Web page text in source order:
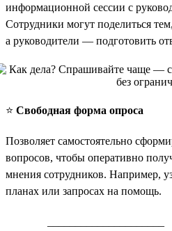
информационной сессии с
Сотрудники могут поделиться
а руководители — подготовить
⭐️ Свободная форма опроса
Позволяет самостоятельно
вопросов, чтобы оперативно
мнения сотрудников. Например,
планах или запросах на помощь.